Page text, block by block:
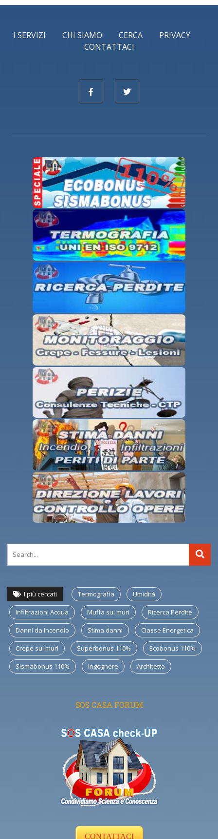
I SERVIZI CHI SIAMO CERCA
PRIVACY
CONTATTACI
I più cercati Termografia Umidità
Infiltrazioni Acqua Muffa sui muri Ricerca Perdite
Danni da Incendio Stima danni Classe Energetica
Crepe sui muri Superbonus 110% Ecobonus 110%
Sismabonus 110% Ingegnere Architetto
SOS CASA FORUM
CONTATTACI